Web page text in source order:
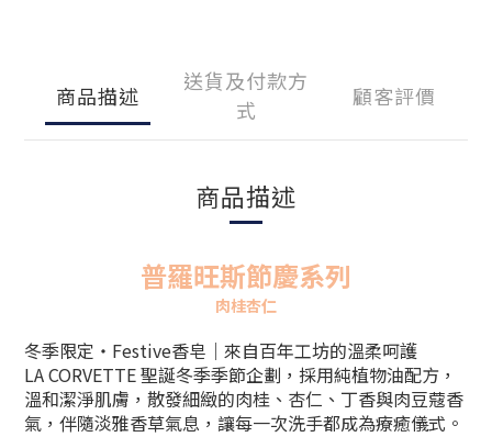
商品描述
送貨及付款方
式
顧客評價
商品描述
普羅旺斯節慶系列
肉桂杏仁
冬季限定・Festive香皂｜來自百年工坊的溫柔呵護
LA CORVETTE 聖誕冬季季節企劃，採用純植物油配方，
溫和潔淨肌膚，散發細緻的肉桂、杏仁 、 丁香與肉豆蔻香
氣，伴隨淡雅香草氣息，讓每一次洗手都成為療癒儀式。